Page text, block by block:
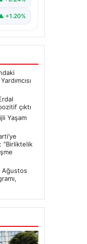
+1.20%
çıktı
Yaşam
“Birliktelik
Ağustos